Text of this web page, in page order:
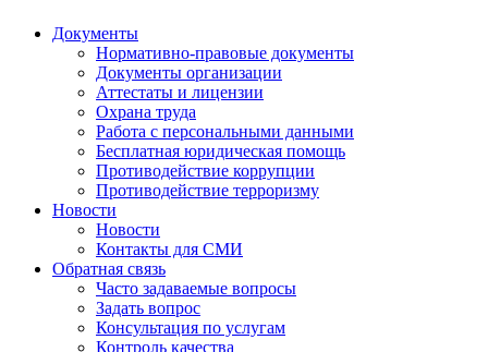
Документы
Нормативно-правовые документы
Документы организации
Аттестаты и лицензии
Охрана труда
Работа с персональными данными
Бесплатная юридическая помощь
Противодействие коррупции
Противодействие терроризму
Новости
Новости
Контакты для СМИ
Обратная связь
Часто задаваемые вопросы
Задать вопрос
Консультация по услугам
Контроль качества